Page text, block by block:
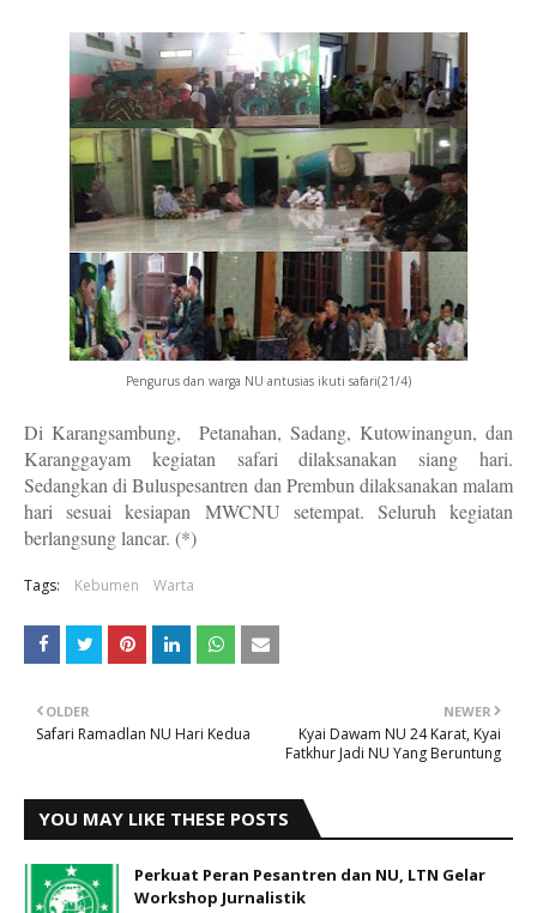
Pengurus dan warga NU antusias ikuti safari(21/4)
Di Karangsambung, Petanahan, Sadang, Kutowinangun, dan
Karanggayam kegiatan safari dilaksanakan siang hari.
Sedangkan di Buluspesantren dan Prembun dilaksanakan malam
hari sesuai kesiapan MWCNU setempat. Seluruh kegiatan
berlangsung lancar. (*)
Tags: Kebumen Warta
NEWER
Kyai Dawam NU 24 Karat, Kyai
Fatkhur Jadi NU Yang Beruntung
OLDER
Safari Ramadlan NU Hari Kedua
YOU MAY LIKE THESE POSTS
Perkuat Peran Pesantren dan NU, LTN Gelar
Workshop Jurnalistik